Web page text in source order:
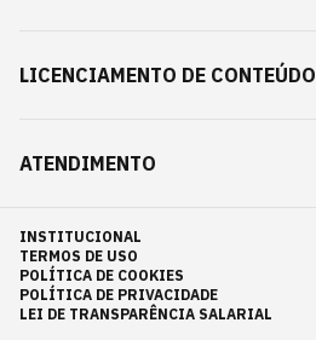
LICENCIAMENTO DE CONTEÚDO
ATENDIMENTO
INSTITUCIONAL
TERMOS DE USO
POLÍTICA DE COOKIES
POLÍTICA DE PRIVACIDADE
LEI DE TRANSPARÊNCIA SALARIAL